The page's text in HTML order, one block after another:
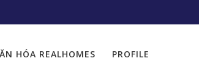
HÓA REALHOMES PROFILE